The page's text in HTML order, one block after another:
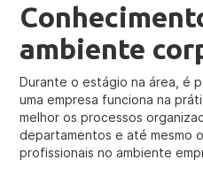
ambiente
Durante o estágio na área, é
uma empresa funciona na
melhor os processos
departamentos e até mesmo
profissionais no ambiente